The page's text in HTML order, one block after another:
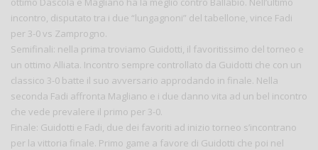
incontro, disputato tra i due “lungagnoni” del tabellone, vince Fadi
per 3-0 vs Zamprogno.
Semifinali: nella prima troviamo Guidotti, il favoritissimo del torneo e
un ottimo Alliata. Incontro sempre controllato da Guidotti che con un
classico 3-0 batte il suo avversario approdando in finale. Nella
seconda Fadi affronta Magliano e i due danno vita ad un bel incontro
che vede prevalere il primo per 3-0.
Finale: Guidotti e Fadi, due dei favoriti ad inizio torneo s’incontrano
per la vittoria finale. Primo game a favore di Guidotti che poi nel